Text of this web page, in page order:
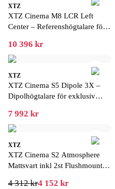
XTZ
XTZ Cinema M8 LCR Left
Center – Referenshögtalare för
10 396 kr
XTZ
XTZ Cinema S5 Dipole 3X –
Dipolhögtalare för exklusiv
7 992 kr
XTZ
XTZ Cinema S2 Atmosphere
Mattsvart inkl 2st Flushmount
4 312 kr4 152 kr